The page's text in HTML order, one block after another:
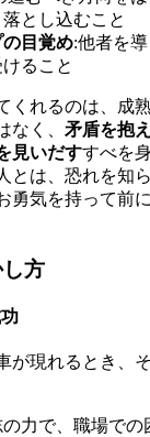
とし込むこと
の目覚め:他者を
ること
くれるのは、成
なく、 矛盾を抱
見いだすすべを
とは、恐れを知
勇気を持って前
方
が現れるとき、
力で、職場での